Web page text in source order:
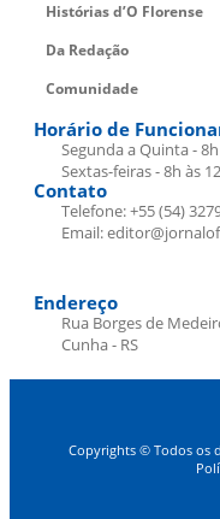
Histórias d’O Florense
Da Redação
Comunidade
Horário de
Segunda a Quinta -
Sextas-feiras - 8h às
Contato
Telefone: +55 (54)
Email:
Endereço
Rua Borges de
Cunha - RS
Copyrights © Todos os